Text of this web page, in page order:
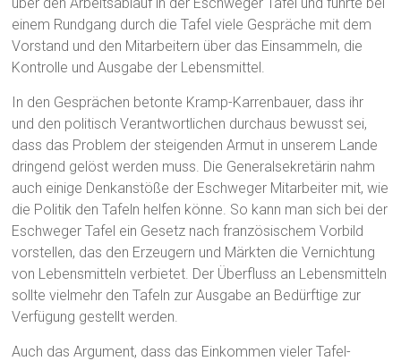
einem Rundgang durch die Tafel viele Gespräche mit dem
Vorstand und den Mitarbeitern über das Einsammeln, die
Kontrolle und Ausgabe der Lebensmittel.
In den Gesprächen betonte Kramp-Karrenbauer, dass ihr
und den politisch Verantwortlichen durchaus bewusst sei,
dass das Problem der steigenden Armut in unserem Lande
dringend gelöst werden muss. Die Generalsekretärin nahm
auch einige Denkanstöße der Eschweger Mitarbeiter mit, wie
die Politik den Tafeln helfen könne. So kann man sich bei der
Eschweger Tafel ein Gesetz nach französischem Vorbild
vorstellen, das den Erzeugern und Märkten die Vernichtung
von Lebensmitteln verbietet. Der Überfluss an Lebensmitteln
sollte vielmehr den Tafeln zur Ausgabe an Bedürftige zur
Verfügung gestellt werden.
Auch das Argument, dass das Einkommen vieler Tafel-